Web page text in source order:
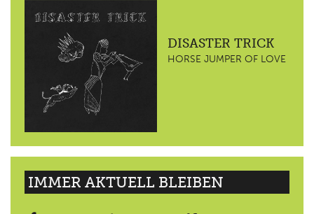
DISASTER TRICK
HORSE JUMPER OF LOVE
IMMER AKTUELL BLEIBEN